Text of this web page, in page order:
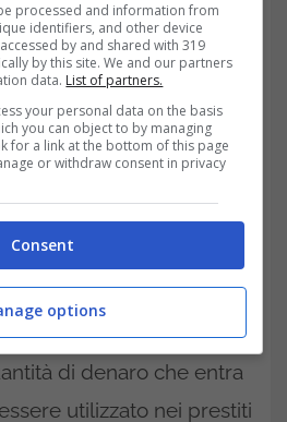
i tassi di interesse di
alle banche nazionali
di denaro pubblico
il sistema bancario in
di esercitare
di interesse. Questi tassi
servono come base
di denaro che entra
utilizzato nei prestiti
processed and information from
identifiers, and other device
by and shared with 319
by this site. We and our partners
data. List of partners.
your personal data on the basis
you can object to by managing
for a link at the bottom of this page
or withdraw consent in privacy
Consent
options